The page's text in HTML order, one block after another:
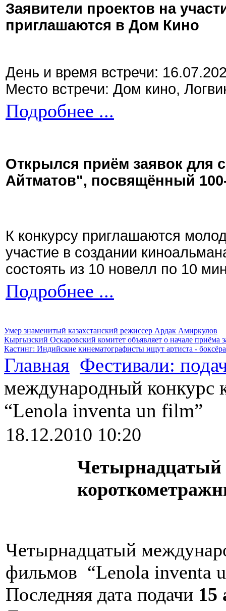
Заявители проектов на
приглашаются в Дом Кино
День и время встречи:
Место встречи: Дом кино,
Подробнее ...
Открылся приём заявок для
Айтматов", посвящённый
К конкурсу приглашаются
участие в создании
состоять из 10 новелл по 10
Подробнее ...
Умер знаменитый казахстанский режиссер Ардак Амиркулов
Кыргызский Оскаровский комитет объявляет о начале приёма
Кастинг: Индийские кинематографисты ищут артиста -
Главная Фестивали:
международный конкурс
“Lenola inventa un film”
18.12.2010 10:20
Четырнадцатый
Четырнадцатый
фильмов “Lenola inventa
Последняя дата подачи 15